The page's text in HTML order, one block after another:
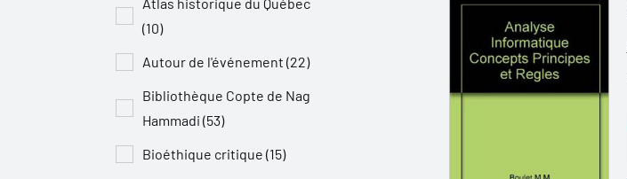
(10)
Autour de l'événement (22)
Bibliothèque Copte de Nag
Hammadi (53)
Bioéthique critique (15)